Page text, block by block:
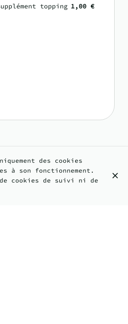
topping 1,00 €
des cookies
à son fonctionnement.
cookies de suivi ni de